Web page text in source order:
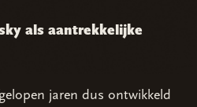
als aantrekkelijke
jaren dus ontwikkeld